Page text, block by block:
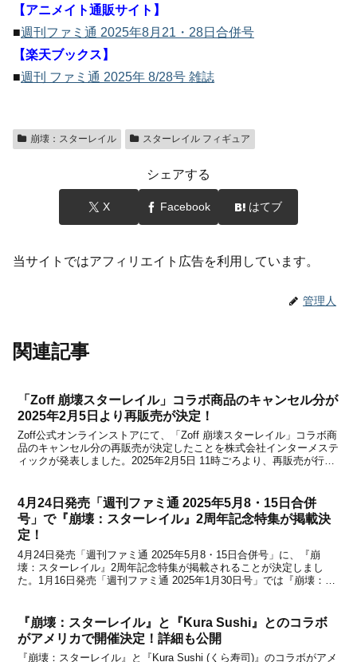
【アニメイト通販サイト】
■週刊ファミ通 2025年8月21・28日合併号
【楽天ブックス】
■週刊 ファミ通 2025年 8/28号 雑誌
崩壊：スターレイル スターレイル フィギュア
シェアする
X Facebook はてブ
当サイトではアフィリエイト広告を利用しています。
管理人
関連記事
「Zoff 崩壊スターレイル」コラボ商品のキャンセル分が
2025年2月5日より再販売が決定！
Zoff公式オンラインストアにて、「Zoff 崩壊スターレイル」コラボ商
品のキャンセル分の再販売が決定したことを株式会社インターメステ
ィックが発表しました。2025年2月5日 11時ごろより、再販売が行わ
4月24日発売「週刊ファミ通 2025年5月8・15日合併
号」で『崩壊：スターレイル』2周年記念特集が掲載決
定！
4月24日発売「週刊ファミ通 2025年5月8・15日合併号」に、『崩
壊：スターレイル』2周年記念特集が掲載されることが決定しまし
た。1月16日発売「週刊ファミ通 2025年1月30日号」では『崩壊：ス
『崩壊：スターレイル』と『Kura Sushi』とのコラボ
がアメリカで開催決定！詳細も公開
『崩壊：スターレイル』と『Kura Sushi (くら寿司)』のコラボがアメ